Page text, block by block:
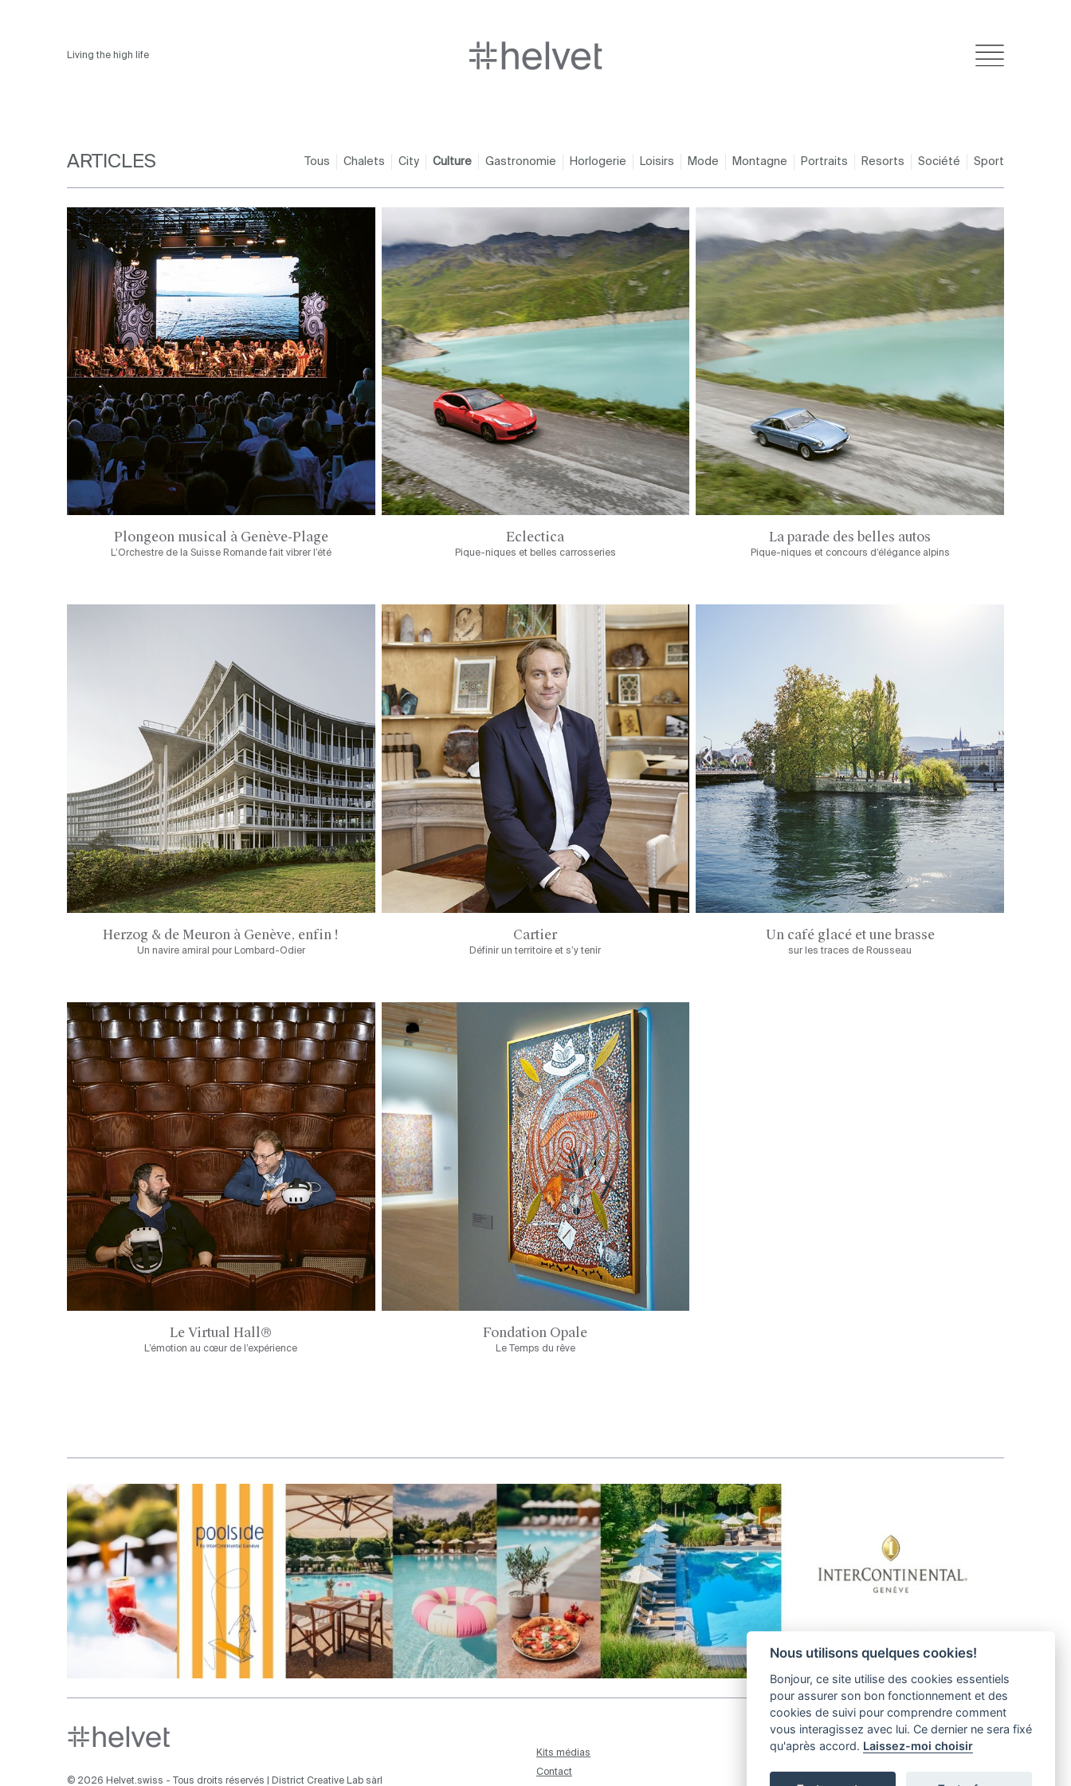
Living the high life
ARTICLES Tous Chalets City Culture Gastronomie Horlogerie Loisirs Mode Montagne Portraits Resorts Société Sport
Plongeon musical à Genève-Plage
L’Orchestre de la Suisse Romande fait vibrer l’été
Eclectica
Pique-niques et belles carrosseries
La parade des belles autos
Pique-niques et concours d’élégance alpins
Herzog & de Meuron à Genève, enfin !
Un navire amiral pour Lombard-Odier
Cartier
Définir un territoire et s’y tenir
Un café glacé et une brasse
sur les traces de Rousseau
Le Virtual Hall®
L’émotion au cœur de l’expérience
Fondation Opale
Le Temps du rêve
© 2026 Helvet.swiss - Tous droits réservés | District Creative Lab sàrl
Kits médias
Contact
Nous utilisons quelques cookies!
Bonjour, ce site utilise des cookies essentiels
pour assurer son bon fonctionnement et des
cookies de suivi pour comprendre comment
vous interagissez avec lui. Ce dernier ne sera fixé
qu'après accord. Laissez-moi choisir